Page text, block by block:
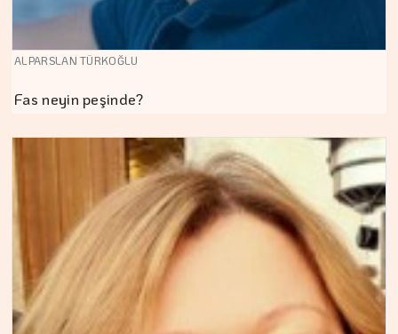
ALPARSLAN TÜRKOĞLU
Fas neyin peşinde?